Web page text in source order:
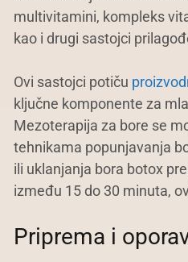
multivitamini, kompleks
kao i drugi sastojci
Ovi sastojci potiču
ključne komponente za
Mezoterapija za bore se
tehnikama popunjavanja
ili uklanjanja bora botox
između 15 do 30 minuta,
Priprema i